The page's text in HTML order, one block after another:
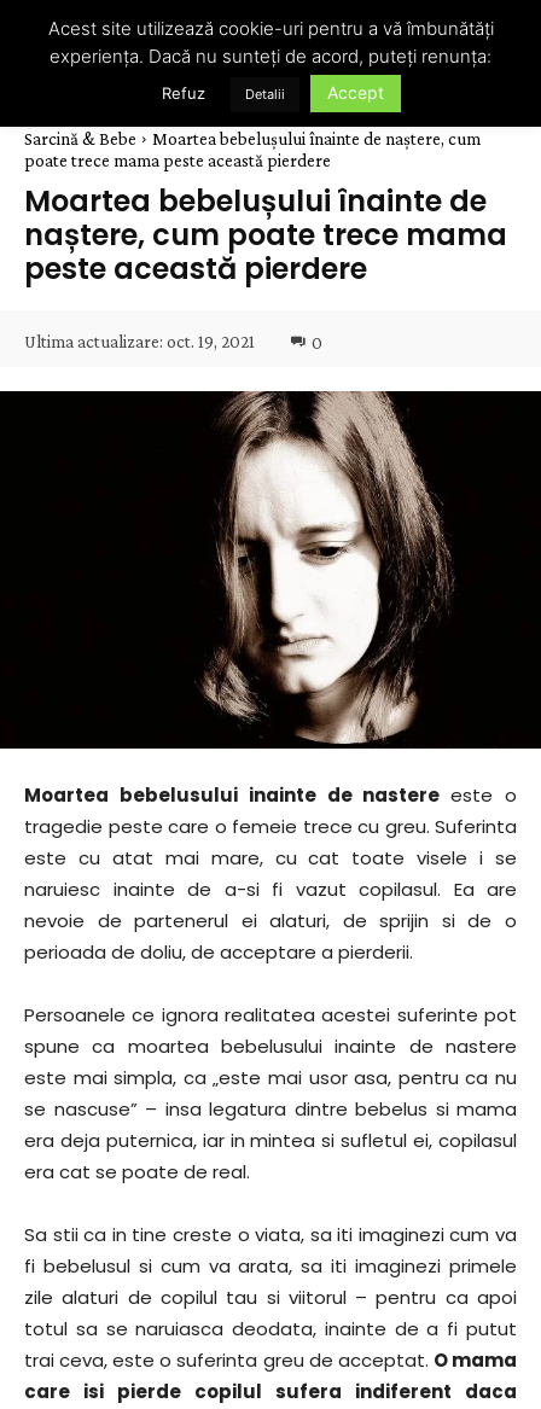
Sarcină & Bebe
Moartea bebelușului înainte de naștere, cum
poate trece mama peste această pierdere
Moartea bebelușului înainte de
naștere, cum poate trece mama
peste această pierdere
Ultima actualizare: oct. 19, 2021 0
Moartea bebelusului inainte de nastereeste o
tragedie peste care o femeie trece cu greu. Suferinta
este cu atat mai mare, cu cat toate visele i se
naruiesc inainte de a-si fi vazut copilasul. Ea are
nevoie de partenerul ei alaturi, de sprijin si de o
perioada de doliu, de acceptare a pierderii.
Persoanele ce ignora realitatea acestei suferinte pot
spune ca moartea bebelusului inainte de nastere
este mai simpla, ca „este mai usor asa, pentru ca nu
se nascuse” – insa legatura dintre bebelus si mama
era deja puternica, iar in mintea si sufletul ei, copilasul
era cat se poate de real.
Sa stii ca in tine creste o viata, sa iti imaginezi cum va
fi bebelusul si cum va arata, sa iti imaginezi primele
zile alaturi de copilul tau si viitorul – pentru ca apoi
totul sa se naruiasca deodata, inainte de a fi putut
trai ceva, este o suferinta greu de acceptat. O mama
care isi pierde copilul sufera indiferent daca
Acest site utilizează cookie-uri pentru a vă îmbunătăți
experiența. Dacă nu sunteți de acord, puteți renunța:
Refuz Detalii Accept